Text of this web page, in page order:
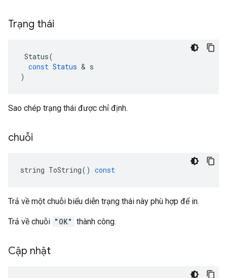
Trạng thái
Status(
const Status & s
)
Sao chép trạng thái được chỉ định.
chuỗi
string ToString() const
Trả về một chuỗi biểu diễn trạng thái này phù hợp để in.
Trả về chuỗi "OK" thành công.
Cập nhật